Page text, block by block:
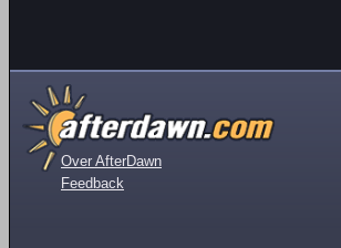
Over AfterDawn
Feedback